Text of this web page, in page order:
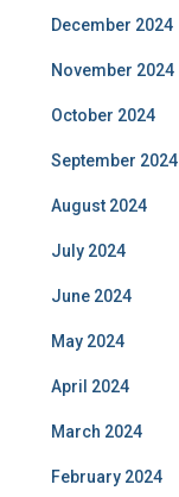
December 2024
November 2024
October 2024
September 2024
August 2024
July 2024
June 2024
May 2024
April 2024
March 2024
February 2024